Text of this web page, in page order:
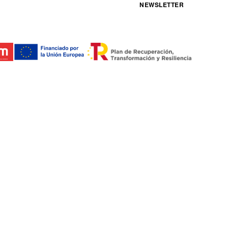
NEWSLETTER